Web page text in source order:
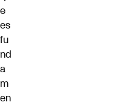
e
es
fu
nd
a
m
en